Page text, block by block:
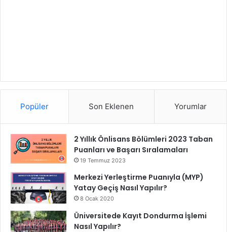
Popüler Son Eklenen Yorumlar
2 Yıllık Önlisans Bölümleri 2023 Taban
Puanları ve Başarı Sıralamaları
19 Temmuz 2023
Merkezi Yerleştirme Puanıyla (MYP)
Yatay Geçiş Nasıl Yapılır?
8 Ocak 2020
Üniversitede Kayıt Dondurma İşlemi
Nasıl Yapılır?